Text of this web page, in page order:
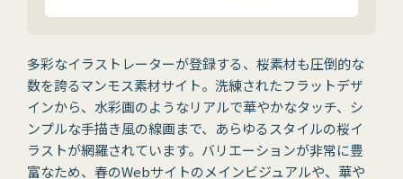
多彩なイラストレーターが登録する、桜素材も圧倒的な
数を誇るマンモス素材サイト。洗練されたフラットデザ
インから、水彩画のようなリアルで華やかなタッチ、シ
ンプルな手描き風の線画まで、あらゆるスタイルの桜イ
ラストが網羅されています。バリエーションが非常に豊
富なため、春のWebサイトのメインビジュアルや、華や